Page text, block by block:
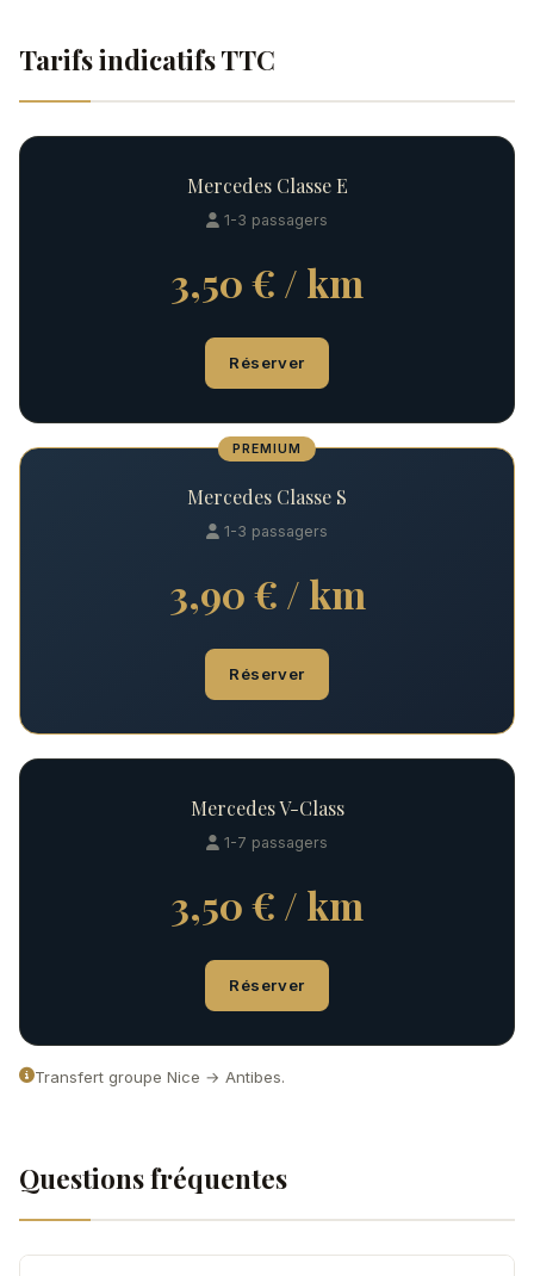
Tarifs indicatifs TTC
Mercedes Classe E
1-3 passagers
3,50 € / km
Réserver
PREMIUM
Mercedes Classe S
1-3 passagers
3,90 € / km
Réserver
Mercedes V-Class
1-7 passagers
3,50 € / km
Réserver
Transfert groupe Nice → Antibes.
Questions fréquentes